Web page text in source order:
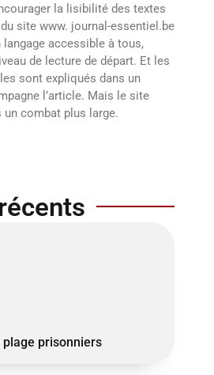
la lisibilité des textes
site www. journal-essentiel.be
accessible à tous,
de lecture de départ. Et les
sont expliqués dans un
l’article. Mais le site
un combat plus large.
prisonniers